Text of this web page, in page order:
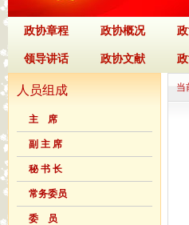
政协章程 政协概况
领导讲话 政协文献
人员组成
主 席
副 主 席
秘 书 长
常务委员
委 员
当